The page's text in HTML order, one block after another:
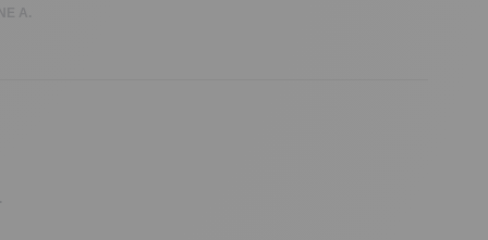
A.